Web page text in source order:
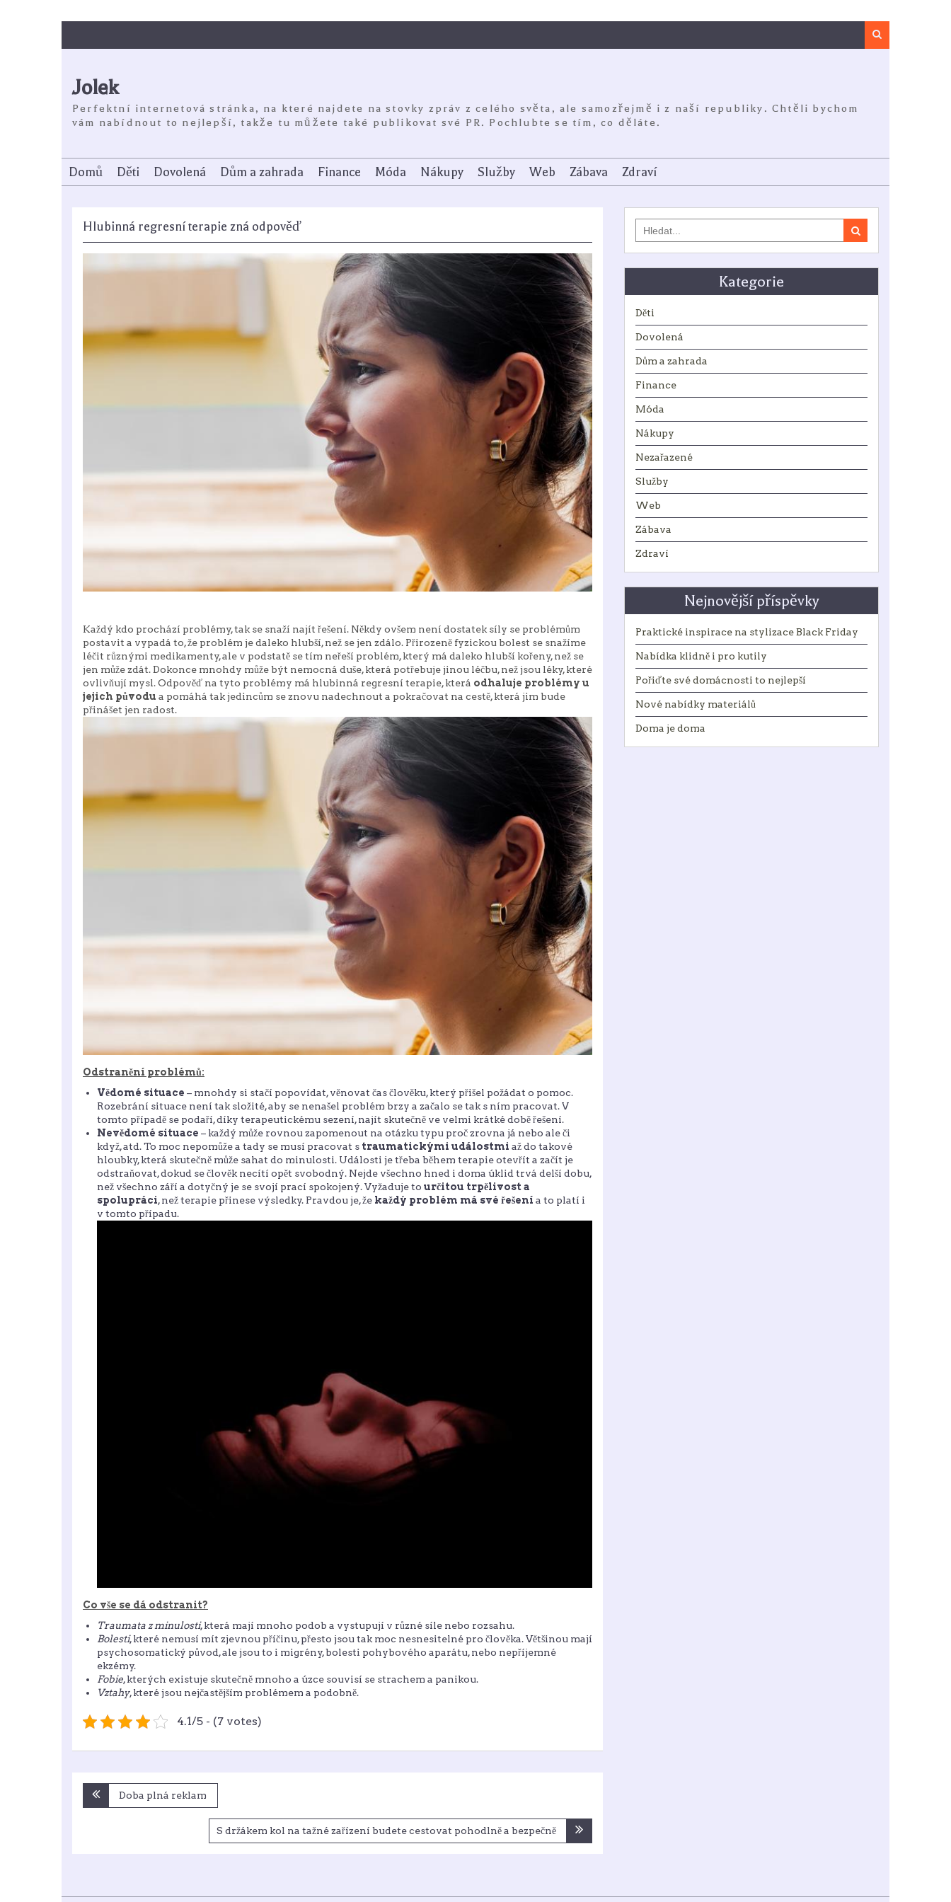
Jolek
Perfektní internetová stránka, na které najdete na stovky zpráv z celého světa, ale samozřejmě i z naší republiky. Chtěli bychom
vám nabídnout to nejlepší, takže tu můžete také publikovat své PR. Pochlubte se tím, co děláte.
Domů Děti Dovolená Dům a zahrada Finance Móda Nákupy Služby Web Zábava Zdraví
Hlubinná regresní terapie zná odpověď
Každý kdo prochází problémy, tak se snaží najít řešení. Někdy ovšem není dostatek síly se problémům
postavit a vypadá to, že problém je daleko hlubší, než se jen zdálo. Přirozeně fyzickou bolest se snažíme
léčit různými medikamenty, ale v podstatě se tím neřeší problém, který má daleko hlubší kořeny, než se
jen může zdát. Dokonce mnohdy může být nemocná duše, která potřebuje jinou léčbu, než jsou léky, které
ovlivňují mysl. Odpověď na tyto problémy má hlubinná regresní terapie, která odhaluje problémy u
jejich původu a pomáhá tak jedincům se znovu nadechnout a pokračovat na cestě, která jim bude
přinášet jen radost.
Odstranění problémů:
Vědomé situace – mnohdy si stačí popovídat, věnovat čas člověku, který přišel požádat o pomoc.
Rozebrání situace není tak složité, aby se nenašel problém brzy a začalo se tak s ním pracovat. V
tomto případě se podaří, díky terapeutickému sezení, najít skutečně ve velmi krátké době řešení.
Nevědomé situace – každý může rovnou zapomenout na otázku typu proč zrovna já nebo ale či
když, atd. To moc nepomůže a tady se musí pracovat s traumatickými událostmi až do takové
hloubky, která skutečně může sahat do minulosti. Události je třeba během terapie otevřít a začít je
odstraňovat, dokud se člověk necítí opět svobodný. Nejde všechno hned i doma úklid trvá delší dobu,
než všechno září a dotyčný je se svojí prací spokojený. Vyžaduje to určitou trpělivost a
spolupráci, než terapie přinese výsledky. Pravdou je, že každý problém má své řešení a to platí i
v tomto případu.
Co vše se dá odstranit?
Traumata z minulosti, která mají mnoho podob a vystupují v různé síle nebo rozsahu.
Bolesti, které nemusí mít zjevnou příčinu, přesto jsou tak moc nesnesitelné pro člověka. Většinou mají
psychosomatický původ, ale jsou to i migrény, bolesti pohybového aparátu, nebo nepříjemné
ekzémy.
Fobie, kterých existuje skutečně mnoho a úzce souvisí se strachem a panikou.
Vztahy, které jsou nejčastějším problémem a podobně.
4.1/5 - (7 votes)
NavigaceDoba plná reklam
S držákem kol na tažné zařízení budete cestovat pohodlně a bezpečně
for:
Kategorie
Děti
Dovolená
Dům a zahrada
Finance
Móda
Nákupy
Nezařazené
Služby
Web
Zábava
Zdraví
Nejnovější příspěvky
Praktické inspirace na stylizace Black Friday
Nabídka klidně i pro kutily
Pořiďte své domácnosti to nejlepší
Nové nabídky materiálů
Doma je doma